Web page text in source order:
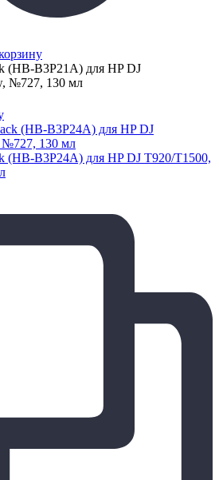
(HB-B3P21A) для HP DJ
№727, 130 мл
(HB-B3P24A) для HP DJ T920/T1500,